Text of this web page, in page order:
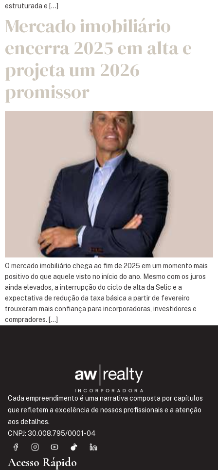
estruturada e […]
Mercado imobiliário
encerra 2025 em alta e
projeta um 2026
promissor
O mercado imobiliário chega ao fim de 2025 em um momento mais
positivo do que aquele visto no início do ano. Mesmo com os juros
ainda elevados, a interrupção do ciclo de alta da Selic e a
expectativa de redução da taxa básica a partir de fevereiro
trouxeram mais confiança para incorporadoras, investidores e
compradores. […]
Cada empreendimento é uma narrativa composta por capítulos
que refletem a excelência de nossos profissionais e a atenção
aos detalhes.
CNPJ: 30.008.795/0001-04
Acesso Rápido